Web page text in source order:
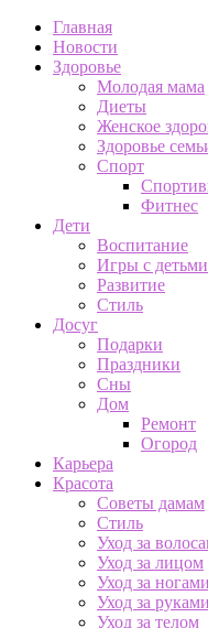
Главная
Новости
Здоровье
Молодая мама
Диеты
Женское
Здоровье
Спорт
Фитнес
Дети
Воспитание
Игры с детьми
Развитие
Стиль
Досуг
Подарки
Праздники
Сны
Дом
Ремонт
Огород
Карьера
Красота
Советы дамам
Стиль
Уход за
Уход за лицом
Уход за ногами
Уход за руками
Уход за телом